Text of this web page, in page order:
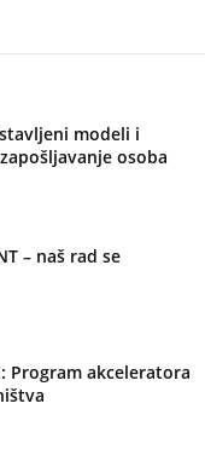
modeli i
osoba
– naš rad se
Program akceleratora